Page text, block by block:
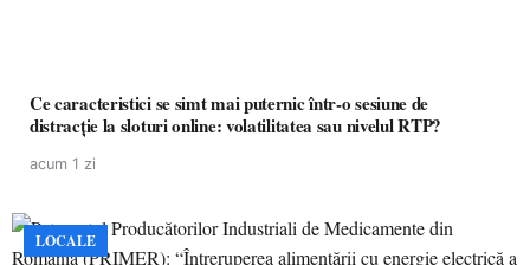
Ce caracteristici se simt mai puternic într-o sesiune de
distracție la sloturi online: volatilitatea sau nivelul RTP?
acum 1 zi
LOCALE